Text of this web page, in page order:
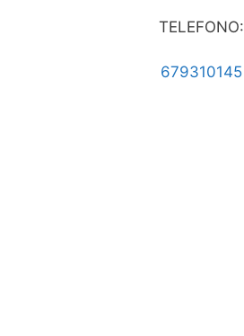
TELEFONO:
679310145